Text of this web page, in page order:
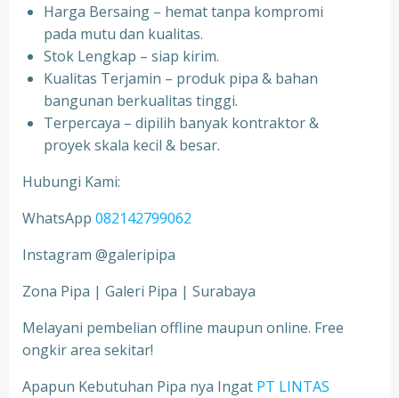
Harga Bersaing – hemat tanpa kompromi
pada mutu dan kualitas.
Stok Lengkap – siap kirim.
Kualitas Terjamin – produk pipa & bahan
bangunan berkualitas tinggi.
Terpercaya – dipilih banyak kontraktor &
proyek skala kecil & besar.
Hubungi Kami:
WhatsApp 082142799062
Instagram @galeripipa
Zona Pipa | Galeri Pipa | Surabaya
Melayani pembelian offline maupun online. Free
ongkir area sekitar!
Apapun Kebutuhan Pipa nya Ingat PT LINTAS